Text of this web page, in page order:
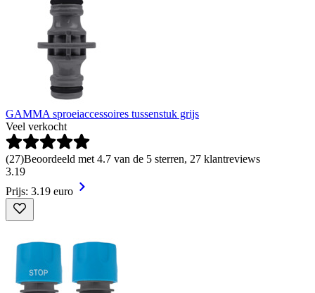
GAMMA sproeiaccessoires tussenstuk grijs
Veel verkocht
(27)Beoordeeld met 4.7 van de 5 sterren, 27 klantreviews
3.19
Prijs: 3.19 euro